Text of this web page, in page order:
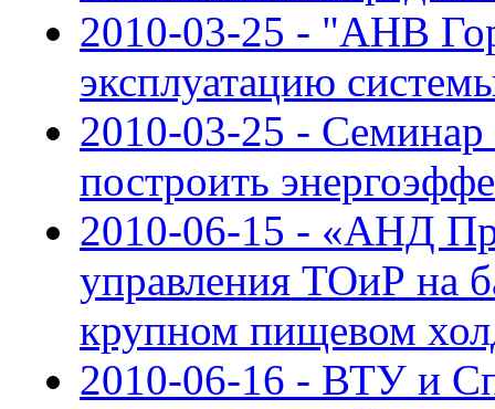
2010-03-25 - "АНВ
эксплуатацию
2010-03-25 -
построить
2010-06-15 - «АНД
управления ТОиР на
крупном пищевом
2010-06-16 - ВТУ и